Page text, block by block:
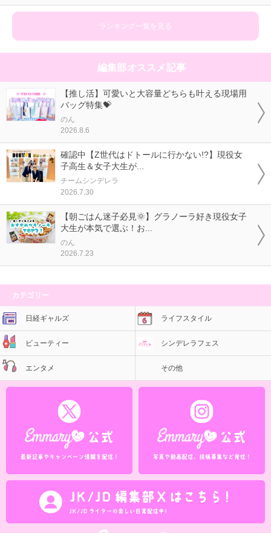
ランキング一覧を見る
編集部オススメ記事
【推し活】可愛いと大容量どちらも叶える現場用
バッグ特集💝
のん
2026.8.6
確認中【Z世代はドトールに行かない!?】現役女
子高生＆女子大生が...
チームシンデレラ
2026.7.30
【朝ごはん迷子必見🌞】グラノーラ好き現役女子
大生が本気で選ぶ！お...
のん
2026.7.23
カテゴリー
日経ギャルズ ライフスタイル
ビューティー シンデレラフェス
エンタメ その他